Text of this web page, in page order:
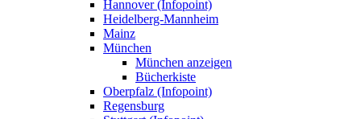
Hannover (Infopoint)
Heidelberg-Mannheim
Mainz
München
München anzeigen
Bücherkiste
Oberpfalz (Infopoint)
Regensburg